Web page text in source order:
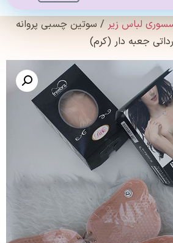
زیر/ سوتین چسبی پروانه